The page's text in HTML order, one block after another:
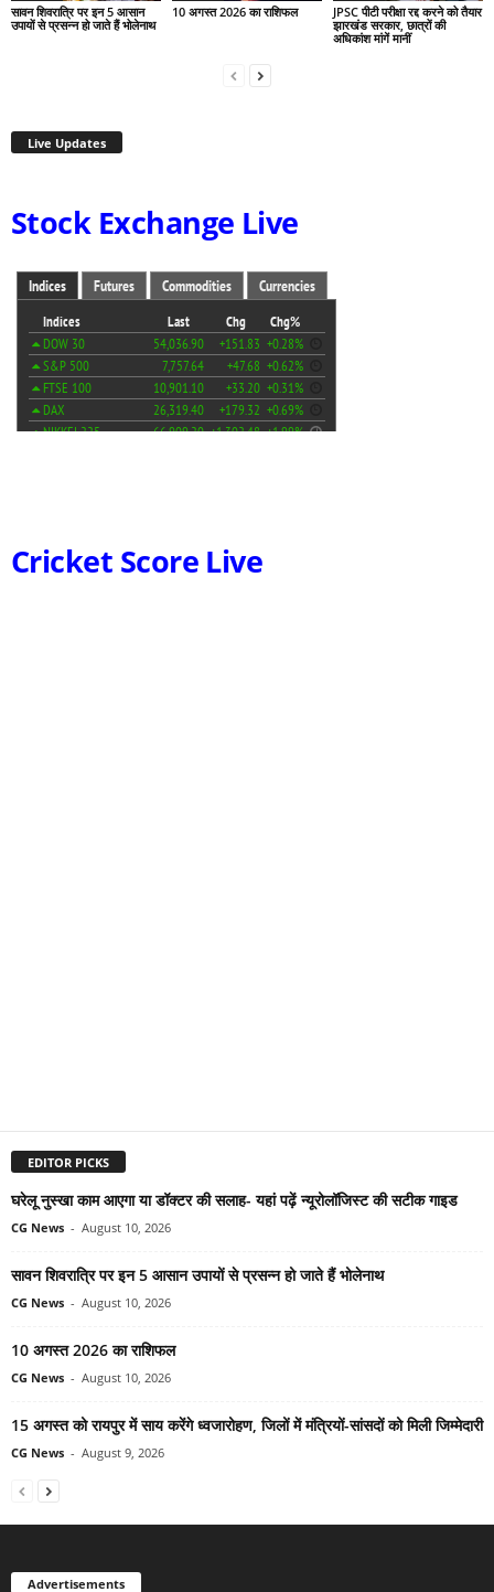
सावन शिवरात्रि पर इन 5 आसान
उपायों से प्रसन्न हो जाते हैं भोलेनाथ
10 अगस्त 2026 का राशिफल
JPSC पीटी परीक्षा रद्द करने को तैयार
झारखंड सरकार, छात्रों की
अधिकांश मांगें मानीं
Live Updates
Stock Exchange Live
Cricket Score Live
EDITOR PICKS
घरेलू नुस्खा काम आएगा या डॉक्टर की सलाह- यहां पढ़ें न्यूरोलॉजिस्ट की सटीक गाइड
CG News - August 10, 2026
सावन शिवरात्रि पर इन 5 आसान उपायों से प्रसन्न हो जाते हैं भोलेनाथ
CG News - August 10, 2026
10 अगस्त 2026 का राशिफल
CG News - August 10, 2026
15 अगस्त को रायपुर में साय करेंगे ध्वजारोहण, जिलों में मंत्रियों-सांसदों को मिली जिम्मेदारी
CG News - August 9, 2026
Advertisements